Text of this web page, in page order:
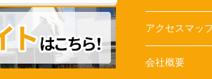
アクセスマッ
会社概要